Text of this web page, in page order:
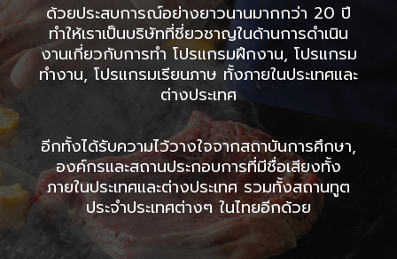
ด้วยประสบการณ์อย่างยาวนานมากกว่า 20 ปี
ทำให้เราเป็นบริษัทที่ชี่ยวชาญในด้านการดำเนิน
งานเกี่ยวกับการทำ โปรแกรมฝึกงาน, โปรแกรม
ทำงาน, โปรแกรมเรียนภาษ ทั้งภายในประเทศและ
ต่างประเทศ
อีกทั้งได้รับความไว้วางใจจากสถาบันการศึกษา,
องค์กรและสถานประกอบการที่มีชื่อเสียงทั้ง
ภายในประเทศและต่างประเทศ รวมทั้งสถานทูต
ประจำประเทศต่างๆ ในไทยอีกด้วย